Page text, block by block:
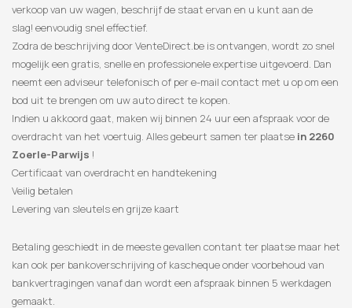
verkoop van uw wagen, beschrijf de staat ervan en u kunt aan de
slag! eenvoudig snel effectief.
Zodra de beschrijving door VenteDirect.be is ontvangen, wordt zo snel
mogelijk een gratis, snelle en professionele expertise uitgevoerd. Dan
neemt een adviseur telefonisch of per e-mail contact met u op om een
​​bod uit te brengen om uw auto direct te kopen.
Indien u akkoord gaat, maken wij binnen 24 uur een afspraak voor de
overdracht van het voertuig. Alles gebeurt samen ter plaatse in 2260
Zoerle-Parwijs !
Certificaat van overdracht en handtekening
Veilig betalen
Levering van sleutels en grijze kaart
Betaling geschiedt in de meeste gevallen contant ter plaatse maar het
kan ook per bankoverschrijving of kascheque onder voorbehoud van
bankvertragingen vanaf dan wordt een afspraak binnen 5 werkdagen
gemaakt.